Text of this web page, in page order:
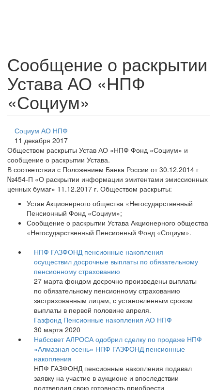
Сообщение о раскрытии
Устава АО «НПФ
«Социум»
Социум АО НПФ
11 декабря 2017
Обществом раскрыты Устав АО «НПФ Фонд «Социум» и
сообщение о раскрытии Устава.
В соответствии с Положением Банка России от 30.12.2014 г
№454-П «О раскрытии информации эмитентами эмиссионных
ценных бумаг» 11.12.2017 г. Обществом раскрыты:
Устав Акционерного общества «Негосударственный
Пенсионный Фонд «Социум»;
Сообщение о раскрытии Устава Акционерного общества
«Негосударственный Пенсионный Фонд «Социум».
НПФ ГАЗФОНД пенсионные накопления
осуществил досрочные выплаты по обязательному
пенсионному страхованию
27 марта фондом досрочно произведены выплаты
по обязательному пенсионному страхованию
застрахованным лицам, с установленным сроком
выплаты в первой половине апреля.
Газфонд Пенсионные накопления АО НПФ
30 марта 2020
Набсовет АЛРОСА одобрил сделку по продаже НПФ
«Алмазная осень» НПФ ГАЗФОНД пенсионные
накопления
НПФ ГАЗФОНД пенсионные накопления подавал
заявку на участие в аукционе и впоследствии
подтвердил свою готовность приобрести